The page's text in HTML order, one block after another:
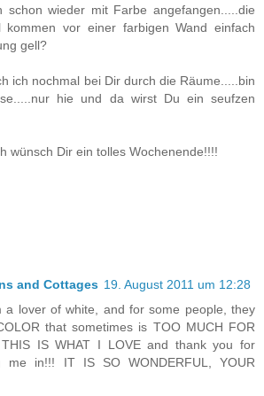
schon wieder mit Farbe angefangen.....die
kommen vor einer farbigen Wand einfach
gell?
ich nochmal bei Dir durch die Räume.....bin
hie und da wirst Du ein seufzen
wünsch Dir ein tolles Wochenende!!!!
and Cottages 19. August 2011 um 12:28
a lover of white, and for some people, they
that sometimes is TOO MUCH FOR
IS WHAT I LOVE and thank you for
me in!!! IT IS SO WONDERFUL, YOUR